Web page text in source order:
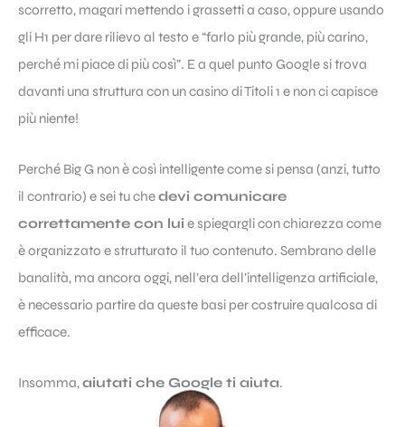
scorretto, magari mettendo i grassetti a caso, oppure usando
gli H1 per dare rilievo al testo e “farlo più grande, più carino,
perché mi piace di più così”. E a quel punto Google si trova
davanti una struttura con un casino di Titoli 1 e non ci capisce
più niente!
Perché Big G non è così intelligente come si pensa (anzi, tutto
il contrario) e sei tu chedevi comunicare
correttamente con luie spiegargli con chiarezza come
è organizzato e strutturato il tuo contenuto. Sembrano delle
banalità, ma ancora oggi, nell’era dell’intelligenza artificiale,
è necessario partire da queste basi per costruire qualcosa di
efficace.
Insomma,aiutati che Google ti aiuta.